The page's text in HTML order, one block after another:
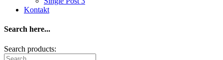
Kontakt
Search here...
Search products: